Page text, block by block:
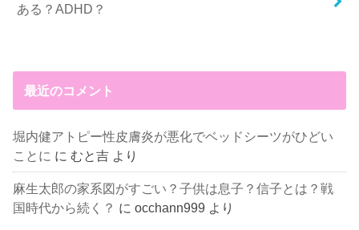
ある？ADHD？
最近のコメント
堀内健アトピー性皮膚炎が悪化でベッドシーツがひどい
ことに に むと吉 より
麻生太郎の家系図がすごい？子供は息子？信子とは？戦
国時代から続く？ にocchann999 より